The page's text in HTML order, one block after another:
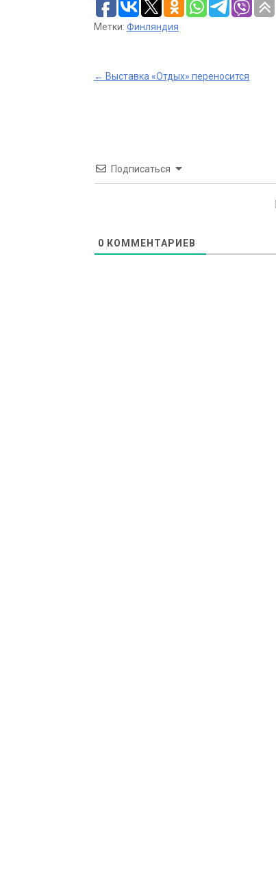
Метки: Финляндия
Post
← Выставка «Отдых» переносится
Подписаться
0 КОММЕНТАРИЕВ